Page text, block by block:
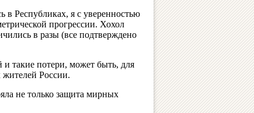
в Республиках, я с уверенностью
прогрессии. Хохол
в разы (все подтверждено
такие потери, может быть, для
России.
не только защита мирных